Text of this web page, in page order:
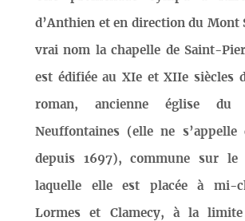
d’Anthien et en direction du Mont
vrai nom la chapelle de Saint-
est édifiée au XIe et XIIe siècles
roman, ancienne église du
Neuffontaines (elle ne s’appelle
depuis 1697), commune sur le
laquelle elle est placée à mi-
Lormes et Clamecy, à la